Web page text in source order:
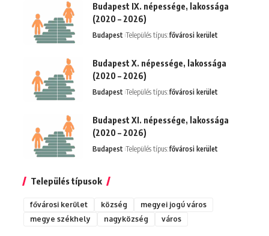
Budapest IX. népessége, lakossága
(2020 – 2026)
Budapest Település típus:fővárosi kerület
Budapest X. népessége, lakossága
(2020 – 2026)
Budapest Település típus:fővárosi kerület
Budapest XI. népessége, lakossága
(2020 – 2026)
Budapest Település típus:fővárosi kerület
Település típusok
fővárosi kerület község
megyei jogú város
megye székhely
nagyközség város